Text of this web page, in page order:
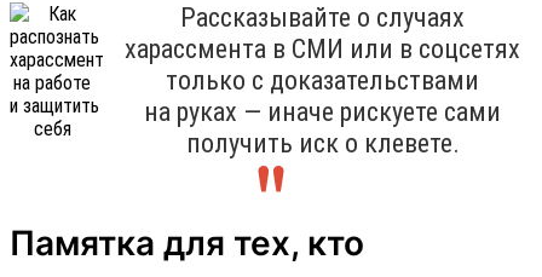
Рассказывайте о случаях
харассмента в СМИ или в соцсетях
только с доказательствами
на руках — иначе рискуете сами
получить иск о клевете.
Памятка для тех, кто